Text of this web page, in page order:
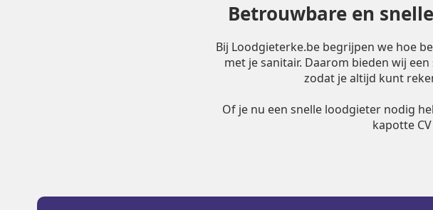
Betrouwbare en
Bij Loodgieterke.be begrijpen we hoe
met je sanitair. Daarom bieden wij
zodat je altijd kunt
Of je nu een snelle loodgieter nodig
kapotte